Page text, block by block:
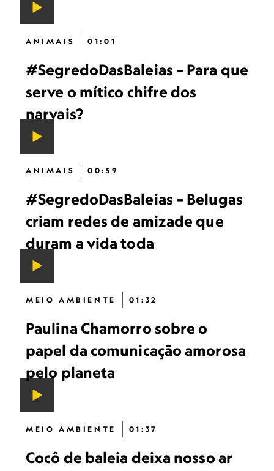
ANIMAIS 01:01
#SegredoDasBaleias – Para que
serve o mítico chifre dos
narvais?
ANIMAIS 00:59
#SegredoDasBaleias – Belugas
criam redes de amizade que
duram a vida toda
MEIO AMBIENTE 01:32
Paulina Chamorro sobre o
papel da comunicação amorosa
pelo planeta
MEIO AMBIENTE 01:37
Cocô de baleia deixa nosso ar